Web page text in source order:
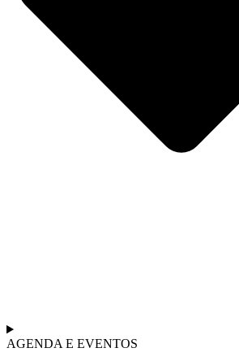
AGENDA E EVENTOS